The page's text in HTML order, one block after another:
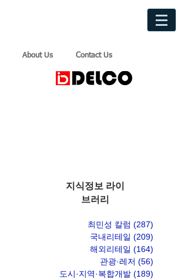
About Us Contact Us
지식정보 라이
브러리
최민성 칼럼 (287)
국내리테일 (209)
해외리테일 (164)
관광·레저 (56)
도시·지역·복합개발 (189)